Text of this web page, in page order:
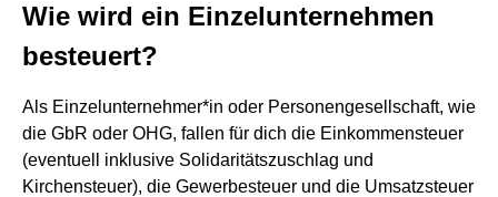
Wie wird ein Einzelunternehmen
besteuert?
Als Einzelunternehmer*in oder Personengesellschaft, wie
die GbR oder OHG, fallen für dich die Einkommensteuer
(eventuell inklusive Solidaritätszuschlag und
Kirchensteuer), die Gewerbesteuer und die Umsatzsteuer